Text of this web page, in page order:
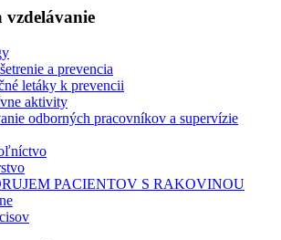
vzdelávanie
a prevencia
letáky k prevencii
aktivity
odborných pracovníkov a supervízie
PACIENTOV S RAKOVINOU